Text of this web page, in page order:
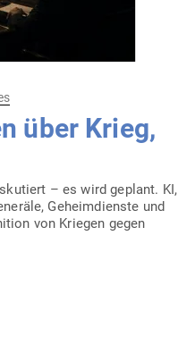
über Krieg,
– es wird geplant. KI,
Geheim­dienste und
von Kriegen gegen